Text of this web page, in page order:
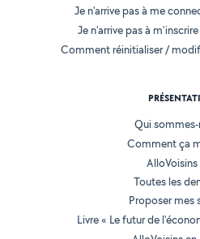
Je n'arrive pas à me
Je n'arrive pas à
Comment réinitialiser /
Qui sommes-
Comment ça
AlloVoisins
Toutes les
Proposer mes
Livre « Le futur de